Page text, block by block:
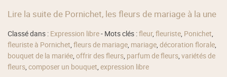
Lire la suite de Pornichet, les fleurs de mariage à la une
Classé dans : Expression libre- Mots clés :fleur,fleuriste, Ponichet,
fleuriste à Pornichet,fleurs de mariage, mariage,décoration florale,
bouquet de la mariée,offrir des fleurs, parfum de fleurs,variétés de
fleurs,composer un bouquet,expression libre